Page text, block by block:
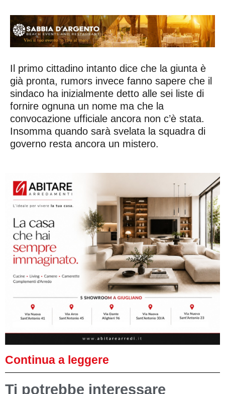
Il primo cittadino intanto dice che la giunta è
già pronta, rumors invece fanno sapere che il
sindaco ha inizialmente detto alle sei liste di
fornire ognuna un nome ma che la
convocazione ufficiale ancora non c’è stata.
Insomma quando sarà svelata la squadra di
governo resta ancora un mistero.
Continua a leggere
Ti potrebbe interessare